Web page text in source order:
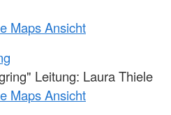
Maps Ansicht
Leitung: Laura Thiele
Maps Ansicht